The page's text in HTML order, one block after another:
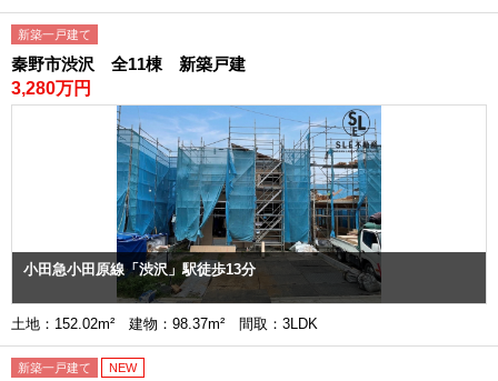
新築一戸建て
秦野市渋沢 全11棟 新築戸建
3,280万円
小田急小田原線「渋沢」駅徒歩13分
土地：152.02m² 建物：98.37m² 間取：3LDK
新築一戸建て NEW